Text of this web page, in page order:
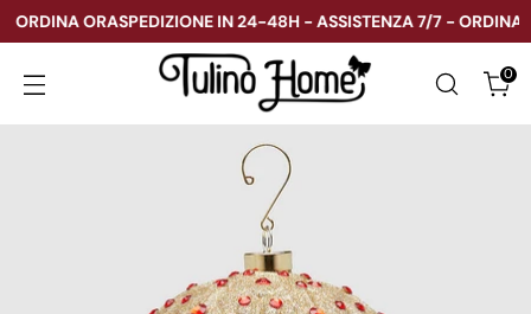
ORASPEDIZIONE IN 24-48H - ASSISTENZA 7/7 - ORDINA
0